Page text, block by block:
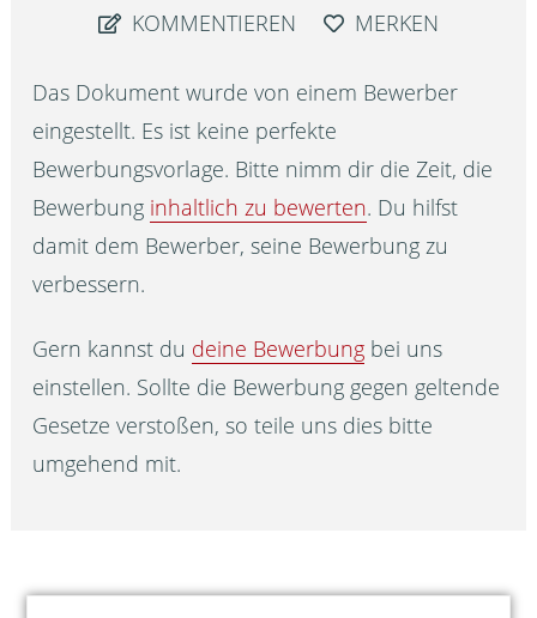
KOMMENTIEREN
MERKEN
Das Dokument wurde von einem Bewerber
eingestellt. Es ist keine perfekte
Bewerbungsvorlage. Bitte nimm dir die Zeit, die
Bewerbung inhaltlich zu bewerten. Du hilfst
damit dem Bewerber, seine Bewerbung zu
verbessern.
Gern kannst du deine Bewerbung bei uns
einstellen. Sollte die Bewerbung gegen geltende
Gesetze verstoßen, so teile uns dies bitte
umgehend mit.